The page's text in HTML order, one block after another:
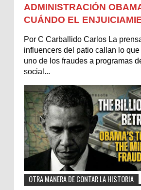
ADMINISTRACIÓN
CUÁNDO EL
Por C Carballido Carlos La
influencers del patio callan lo
uno de los fraudes a programas
social...
OTRA MANERA DE CONTAR LA HISTORIA